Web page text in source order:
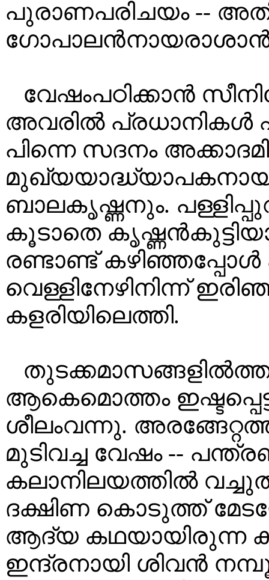
പുരാണപരിചയം --
വേഷംപഠിക്കാൻ
അവരിൽ പ്രധാനികൾ
പിന്നെ സദനം
ബാലകൃഷ്ണനും.
കൂടാതെ
രണ്ടാണ്ട്
വെള്ളിനേഴിനിന്ന്
കളരിയിലെത്തി.
ആകെമൊത്തം
ശീലംവന്നു.
മുടിവച്ച വേഷം --
കലാനിലയത്തിൽ
ദക്ഷിണ കൊടുത്ത്
ആദ്യ കഥയായിരുന്ന
ഇന്ദ്രനായി ശിവൻ